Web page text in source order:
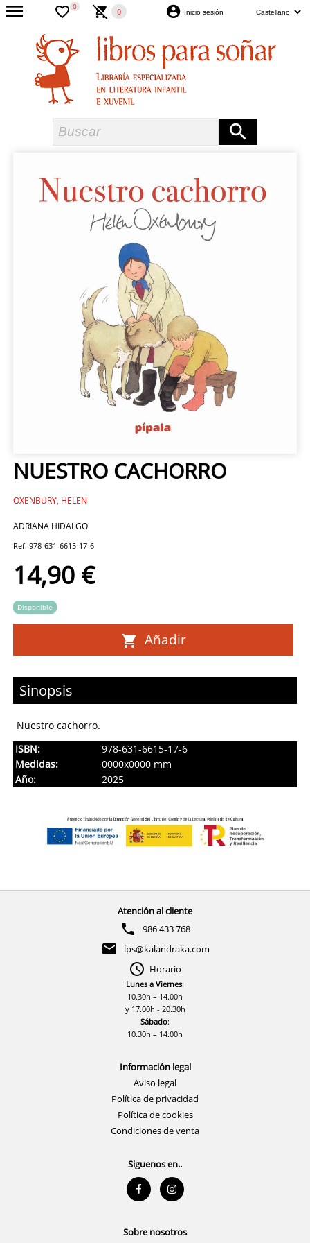
Inicio sesión
0 0
NUESTRO CACHORRO
OXENBURY, HELEN
ADRIANA HIDALGO
Ref: 978-631-6615-17-6
14,90 €
Disponible
Añadir
Sinopsis
Nuestro cachorro.
ISBN:
978-631-6615-17-6
Medidas:
0000x0000 mm
Año:
2025
Atención al cliente
986 433 768
lps@kalandraka.com
Horario
Lunes a Viernes:
10.30h – 14.00h
y 17.00h - 20.30h
Sábado:
10.30h – 14.00h
Información legal
Aviso legal
Política de privacidad
Política de cookies
Condiciones de venta
Siguenos en..
Sobre nosotros